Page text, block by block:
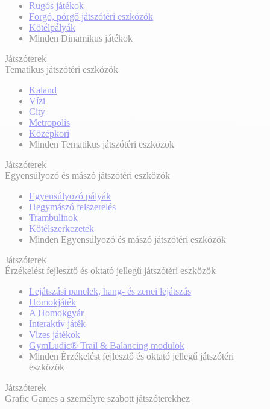
Rugós játékok
Forgó, pörgő játszótéri eszközök
Kötélpályák
Minden Dinamikus játékok
Játszóterek
Tematikus játszótéri eszközök
Kaland
Vízi
City
Metropolis
Középkori
Minden Tematikus játszótéri eszközök
Játszóterek
Egyensúlyozó és mászó játszótéri eszközök
Egyensúlyozó pályák
Hegymászó felszerelés
Trambulinok
Kötélszerkezetek
Minden Egyensúlyozó és mászó játszótéri eszközök
Játszóterek
Érzékelést fejlesztő és oktató jellegű játszótéri eszközök
Lejátszási panelek, hang- és zenei lejátszás
Homokjáték
A Homokgyár
Interaktív játék
Vizes játékok
GymLudic® Trail & Balancing modulok
Minden Érzékelést fejlesztő és oktató jellegű játszótéri
eszközök
Játszóterek
Grafic Games a személyre szabott játszóterekhez